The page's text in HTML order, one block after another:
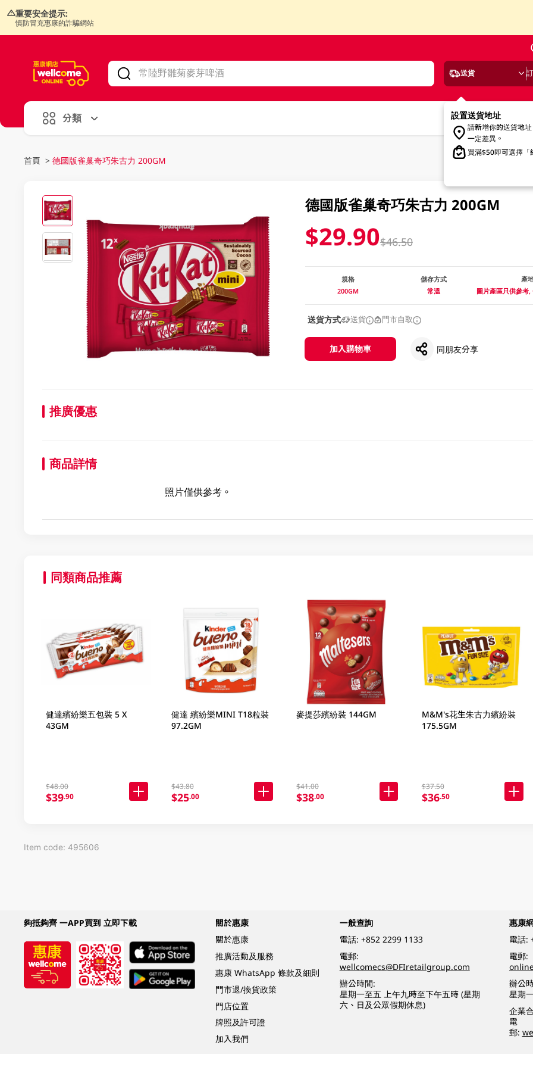
重要安全提示:
慎防冒充惠康的詐騙網站
送貨
設置送貨地址
請新增你的送貨地
一定差異。
買滿$50即可選擇「
分類
首頁 > 德國版雀巢奇巧朱古力 200GM
德國版雀巢奇巧朱古力 200GM
$29.90$46.50
規格
200GM
儲存方式
常溫
產
圖片產區只供參考
送貨方式 送貨 門市自取
加入購物車 同朋友分享
推廣優惠
商品詳情
照片僅供參考。
同類商品推薦
健達繽紛樂五包裝 5 X
43GM
$48.00
$39.90
健達 繽紛樂MINI T18粒裝
97.2GM
$43.80
$25.00
麥提莎繽紛裝 144GM
$41.00
$38.00
M&M's花生朱古力繽紛裝
175.5GM
$37.50
$36.50
Item code: 495606
夠抵夠齊 一APP買到 立即下載
關於惠康
關於惠康
推廣活動及服務
惠康 WhatsApp 條款及細則
門市退/換貨政策
門店位置
牌照及許可證
加入我們
一般查詢
電話: +852 2299 1133
電郵:
wellcomecs@DFIretailgroup.com
辦公時間:
星期一至五 上午九時至下午五時 (星期
六、日及公眾假期休息)
惠康
電話:
電郵:
辦公
星期
企業
電
郵: